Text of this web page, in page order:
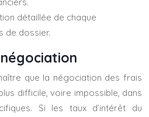
détaillée de chaque
de dossier.
que la négociation des frais
difficile, voire impossible, dans
Si les taux d’intérêt du